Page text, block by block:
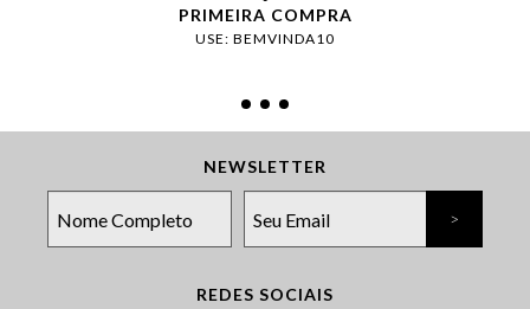
PRIMEIRA COMPRA
USE: BEMVINDA10
NEWSLETTER
REDES SOCIAIS